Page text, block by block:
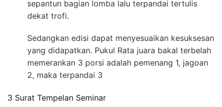
sepantun bagian lomba lalu terpandai tertulis
dekat trofi.
Sedangkan edisi dapat menyesuaikan kesuksesan
yang didapatkan. Pukul Rata juara bakal terbelah
memerankan 3 porsi adalah pemenang 1, jagoan
2, maka terpandai 3
3 Surat Tempelan Seminar